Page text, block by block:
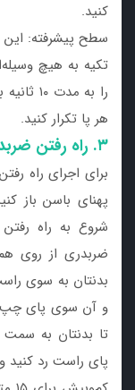
کنید.
سطح پیشرفته: این
تکیه به هیچ
هر پا تکرار کنید.
۳. راه رفتن ضربدری
برای اجرای راه
پهنای باسن باز
شروع به راه
ضربدری از روی
بدنتان به سوی
و آن سوی پای چپ
تا بدنتان به
پای راست رد